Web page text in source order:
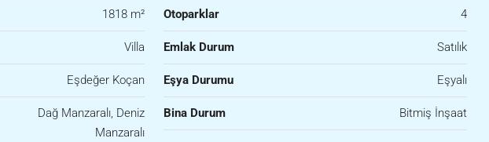
1818 m² Otoparklar 4
Villa Emlak Durum Satılık
Eşdeğer Koçan Eşya Durumu Eşyalı
Dağ Manzaralı, Deniz
Manzaralı
Bina Durum Bitmiş İnşaat